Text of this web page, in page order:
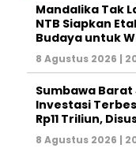
Mandalika Tak
NTB Siapkan
Budaya untuk
8 Agustus 2026 |
Sumbawa
Investasi
Rp11 Triliun,
8 Agustus 2026 |